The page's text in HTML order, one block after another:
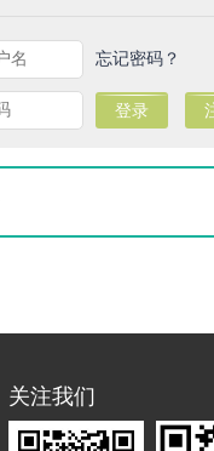
忘记密码？
关注我们